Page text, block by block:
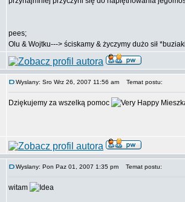
pees;
Olu & Wojtku---> ściskamy & życzymy dużo sił *buziaki
Wyslany: Sro Wrz 26, 2007 11:56 am Temat postu:
Dziękujemy za wszelką pomoc
Wyslany: Pon Paz 01, 2007 1:35 pm Temat postu:
witam